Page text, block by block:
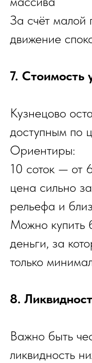
За счёт малой
движение
7. Стоимость
Кузнецово
доступным по
Ориентиры:
10 соток — от
цена сильно
рельефа и
Можно купить
деньги, за
только
8.
Важно быть
ликвидность